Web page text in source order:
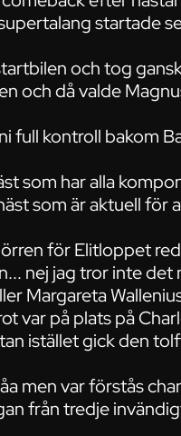
startade
och tog
och då valde
full kontroll bakom
som har alla
som är aktuell för
för Elitloppet
nej jag tror inte det
Margareta
var på plats på
istället gick den
men var förstås
från tredje